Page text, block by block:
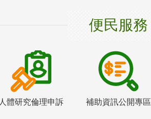
便民服務
人體研究倫理申訴 補助資訊公開專區